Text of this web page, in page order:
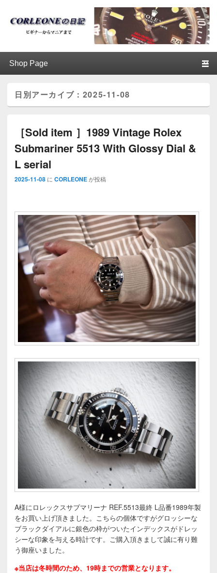
ブログ / アンティークロレックス
│CORLEONE
日別アーカイブ： 2025-11-08
［Sold item ］1989 Vintage Rolex
Submariner 5513 With Glossy Dial &
L serial
2025-11-08 に CORLEONEが投稿
A様にロレックスサブマリーナ REF.5513最終 L品番1989年製
をお買い上げ頂きました。こちらの個体ですがグロッシーな
ブラックダイアルに銀色の枠がついたインデックスがドレッ
シーな印象を与える時計です。ご購入頂きまして誠に有り難
う御座いました。
※当店は冬時間のため、19時までの営業となります。